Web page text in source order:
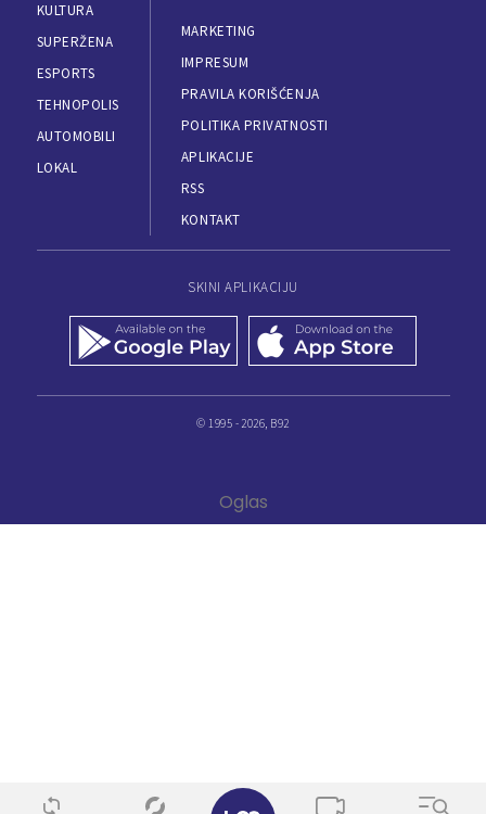
KULTURA
SUPERŽENA
ESPORTS
TEHNOPOLIS
AUTOMOBILI
LOKAL
MARKETING
IMPRESUM
PRAVILA KORIŠĆENJA
POLITIKA PRIVATNOSTI
APLIKACIJE
RSS
KONTAKT
SKINI APLIKACIJU
© 1995 - 2026, B92